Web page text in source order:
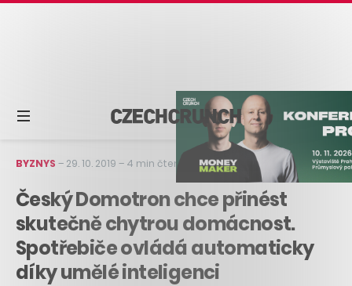
BYZNYS – 29. 10. 2019 – 4 min čtení
Český Domotron chce přinést
skutečně chytrou domácnost.
Spotřebiče ovládá automaticky
díky umělé inteligenci